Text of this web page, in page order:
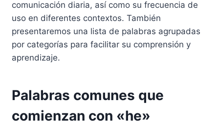
comunicación diaria, así como su frecuencia de
uso en diferentes contextos. También
presentaremos una lista de palabras agrupadas
por categorías para facilitar su comprensión y
aprendizaje.
Palabras comunes que
comienzan con «he»